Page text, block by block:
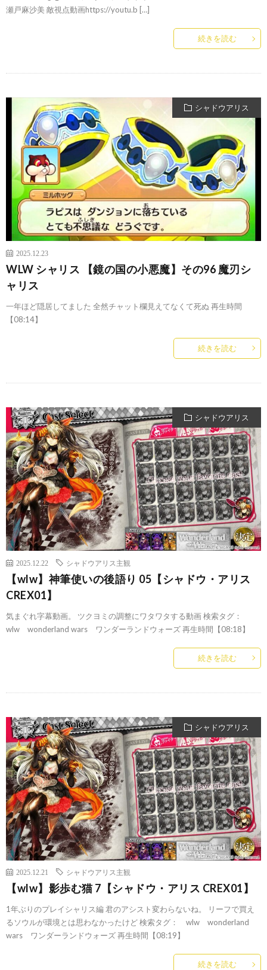
瀬戸麻沙美 敵視点動画https://youtu.b […]
続きを読む
シャドウアリス
2025.12.23
WLW シャリス 【鏡の国の小悪魔】その96 魔刃シ
ャリス
一年ほど隠居してました 全然チャット欄見えてなくて死ぬ 再生時間
【08:14】
続きを読む
シャドウアリス
2025.12.22 シャドウアリス主観
【wlw】神筆使いの後語り 05【シャドウ・アリス
CREX01】
気まぐれ字幕動画。 ツクヨミの調整にワタワタする動画 検索タグ：
wlw wonderland wars ワンダーランドウォーズ 再生時間【08:18】
続きを読む
シャドウアリス
2025.12.21 シャドウアリス主観
【wlw】影歩む猫 7【シャドウ・アリス CREX01】
1年ぶりのプレイシャリス編 君のアシスト変わらないね。 リーフで買え
るソウルが環境とは思わなかったけど 検索タグ： wlw wonderland
wars ワンダーランドウォーズ 再生時間【08:19】
続きを読む